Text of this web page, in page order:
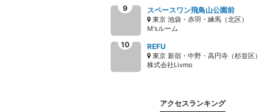
スペースワン飛鳥山公園前
東京 池袋・赤羽・練馬（北区）
M'sルーム
REFU
東京 新宿・中野・高円寺（杉並区）
株式会社Livmo